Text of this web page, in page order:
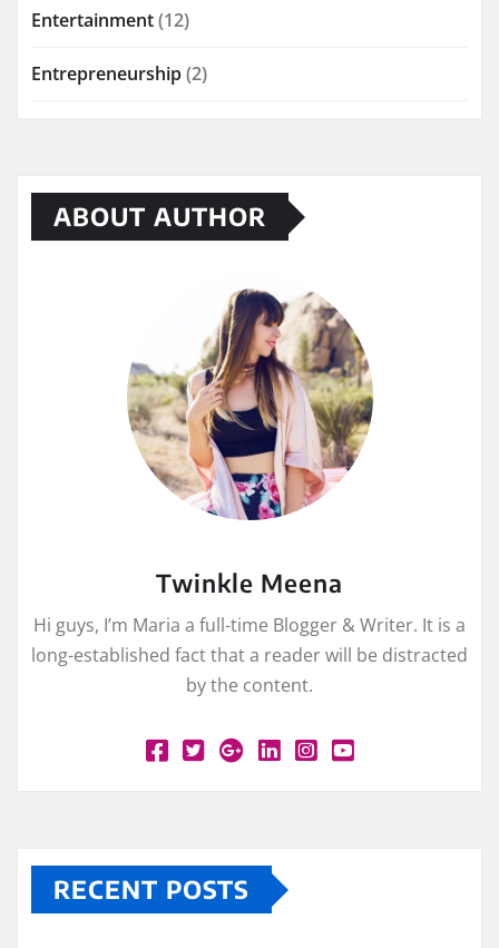
Entertainment(12)
Entrepreneurship(2)
ABOUT AUTHOR
Twinkle Meena
Hi guys, I’m Maria a full-time Blogger & Writer. It is a
long-established fact that a reader will be distracted
by the content.
RECENT POSTS